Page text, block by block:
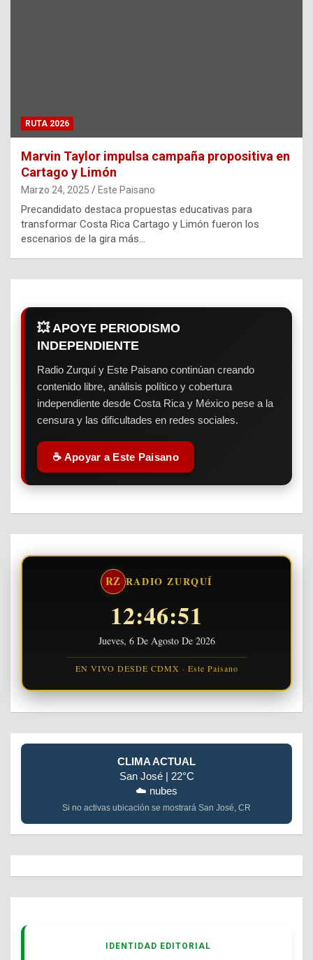
RUTA 2026
Marvin Taylor impulsa campaña propositiva en
Cartago y Limón
Marzo 24, 2025 Este Paisano
Precandidato destaca propuestas educativas para
transformar Costa Rica Cartago y Limón fueron los
escenarios de la gira más…
💥 APOYE PERIODISMO
INDEPENDIENTE
Radio Zurquí y Este Paisano continúan creando
contenido libre, análisis político y cobertura
independiente desde Costa Rica y México pese a la
censura y las dificultades en redes sociales.
☕ Apoyar a Este Paisano
RZ RADIO ZURQUÍ
12:46:51
Jueves, 6 De Agosto De 2026
EN VIVO DESDE CDMX · Este Paisano
CLIMA ACTUAL
San José | 22°C
☁️ nubes
Si no activas ubicación se mostrará San José, CR
IDENTIDAD EDITORIAL